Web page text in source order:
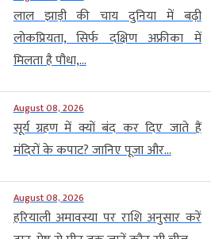
लाल झाड़ी की चाय दुनिया में बढ़ी
लोकप्रियता, सिर्फ दक्षिण अफ्रीका में
मिलता है पौधा,...
August 08, 2026
सूर्य ग्रहण में क्यों बंद कर दिए जाते हैं
मंदिरों के कपाट? जानिए पूजा और...
August 08, 2026
हरियाली अमावस्या पर राशि अनुसार करें